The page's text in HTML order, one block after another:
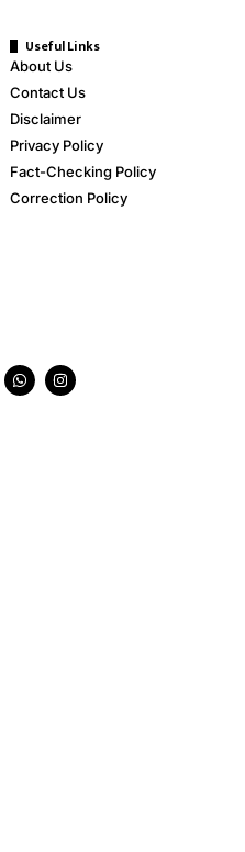
Useful Links
About Us
Contact Us
Disclaimer
Privacy Policy
Fact-Checking Policy
Correction Policy